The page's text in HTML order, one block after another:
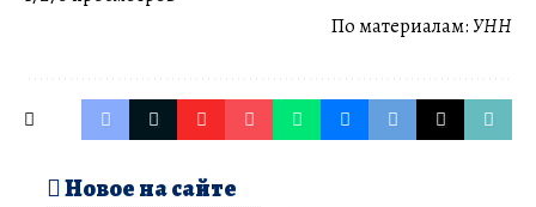
По материалам: УНН
Новое на сайте